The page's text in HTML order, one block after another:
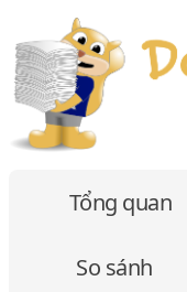
Tổng quan
So sánh